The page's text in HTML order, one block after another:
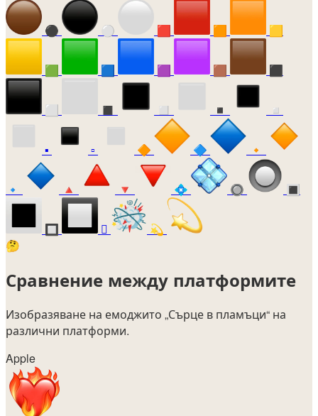
⚫ ⚪ 🟥 🟧 🟨
🟩 🟦 🟪 🟫 ⬛
⬜ ◼️ ◻️ ◾ ◽
▪️ ▫️ 🔶 🔷 🔸
🔹 🔺 🔻 💠 🔘 🔳
🔲 🫯
💫
🤔
Сравнение между платформите
Изобразяване на емоджито „Сърце в пламъци“ на
различни платформи.
Apple